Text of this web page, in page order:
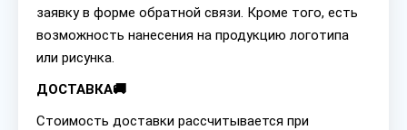
заявку в форме обратной связи. Кроме того, есть
возможность нанесения на продукцию логотипа
или рисунка.
ДОСТАВКА🚚
Стоимость доставки рассчитывается при